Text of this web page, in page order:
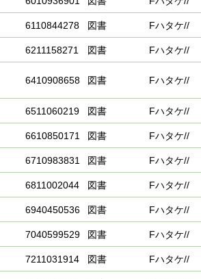
6110844278 図書 Fハタケ//
6211158271 図書 Fハタケ//
6410908658 図書 Fハタケ//
6511060219 図書 Fハタケ//
6610850171 図書 Fハタケ//
6710983831 図書 Fハタケ//
6811002044 図書 Fハタケ//
6940450536 図書 Fハタケ//
7040599529 図書 Fハタケ//
7211031914 図書 Fハタケ//